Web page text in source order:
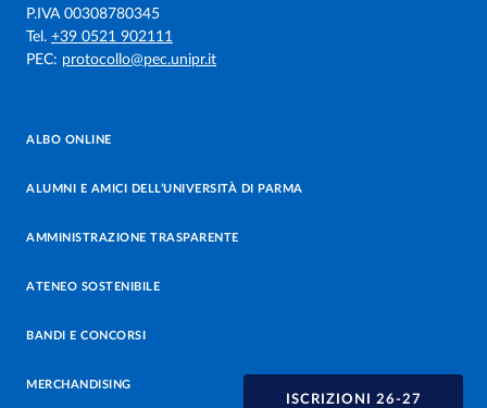
ISCRIZIONI 26-27
P.IVA 00308780345
Tel. +39 0521 902111
PEC: protocollo@pec.unipr.it
ALBO ONLINE
ALUMNI E AMICI DELL’UNIVERSITÀ DI PARMA
AMMINISTRAZIONE TRASPARENTE
ATENEO SOSTENIBILE
BANDI E CONCORSI
MERCHANDISING